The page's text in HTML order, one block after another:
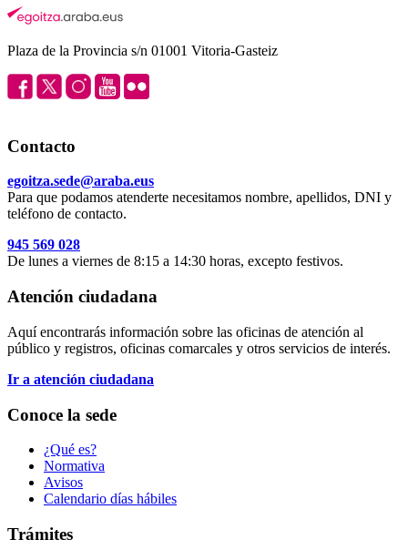
Plaza de la Provincia s/n 01001 Vitoria-Gasteiz
Contacto
egoitza.sede@araba.eus
Para que podamos atenderte necesitamos nombre, apellidos, DNI y
teléfono de contacto.
945 569 028
De lunes a viernes de 8:15 a 14:30 horas, excepto festivos.
Atención ciudadana
Aquí encontrarás información sobre las oficinas de atención al
público y registros, oficinas comarcales y otros servicios de interés.
Ir a atención ciudadana
Conoce la sede
¿Qué es?
Normativa
Avisos
Calendario días hábiles
Trámites